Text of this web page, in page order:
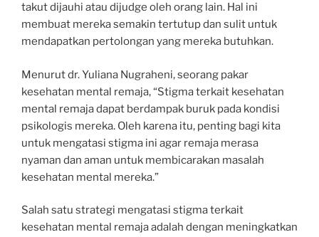
takut dijauhi atau dijudge oleh orang lain. Hal ini
membuat mereka semakin tertutup dan sulit untuk
mendapatkan pertolongan yang mereka butuhkan.
Menurut dr. Yuliana Nugraheni, seorang pakar
kesehatan mental remaja, “Stigma terkait kesehatan
mental remaja dapat berdampak buruk pada kondisi
psikologis mereka. Oleh karena itu, penting bagi kita
untuk mengatasi stigma ini agar remaja merasa
nyaman dan aman untuk membicarakan masalah
kesehatan mental mereka.”
Salah satu strategi mengatasi stigma terkait
kesehatan mental remaja adalah dengan meningkatkan